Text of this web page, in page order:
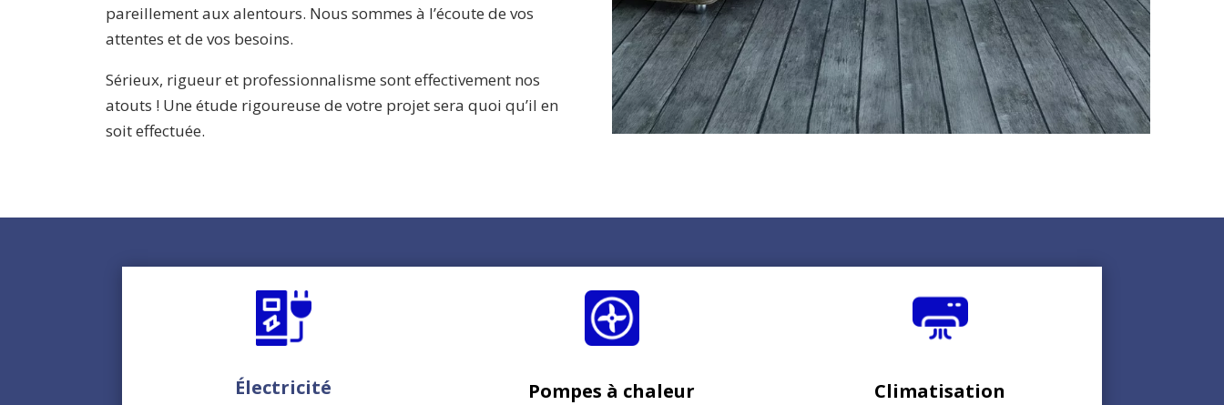
pareillement aux alentours. Nous sommes à l’écoute de vos
attentes et de vos besoins.
Sérieux, rigueur et professionnalisme sont effectivement nos
atouts ! Une étude rigoureuse de votre projet sera quoi qu’il en
soit effectuée.
Électricité Pompes à chaleur Climatisation